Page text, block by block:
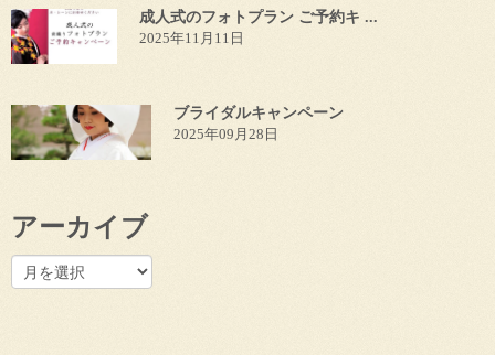
成人式のフォトプラン ご予約キ ...
2025年11月11日
ブライダルキャンペーン
2025年09月28日
アーカイブ